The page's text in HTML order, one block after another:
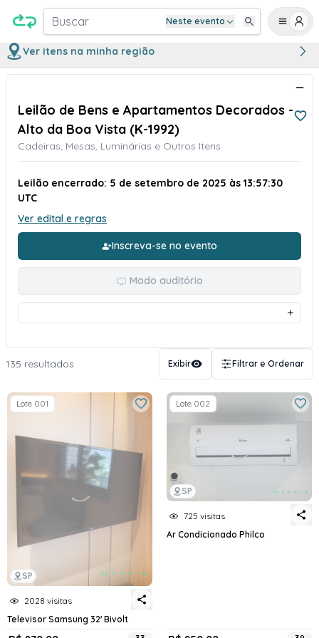
Buscar Neste evento
Ver itens na minha região
Leilão de Bens e Apartamentos Decorados -
Alto da Boa Vista (K-1992)
Cadeiras, Mesas, Luminárias e Outros Itens
Leilão encerrado: 5 de setembro de 2025 às 13:57:30
UTC
Ver edital e regras
Inscreva-se no evento
Modo auditório
135 resultados Exibir Filtrar e Ordenar
SP
Lote 001
2028 visitas
Televisor Samsung 32' Bivolt
SP
Lote 002
725 visitas
Ar Condicionado Philco